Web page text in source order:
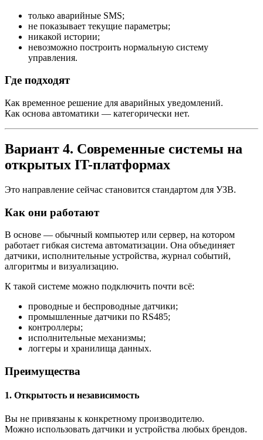
только аварийные SMS;
не показывает текущие параметры;
никакой истории;
невозможно построить нормальную систему
управления.
Где подходят
Как временное решение для аварийных уведомлений.
Как основа автоматики — категорически нет.
Вариант 4. Современные системы на
открытых IT-платформах
Это направление сейчас становится стандартом для УЗВ.
Как они работают
В основе — обычный компьютер или сервер, на котором
работает гибкая система автоматизации. Она объединяет
датчики, исполнительные устройства, журнал событий,
алгоритмы и визуализацию.
К такой системе можно подключить почти всё:
проводные и беспроводные датчики;
промышленные датчики по RS485;
контроллеры;
исполнительные механизмы;
логгеры и хранилища данных.
Преимущества
1. Открытость и независимость
Вы не привязаны к конкретному производителю.
Можно использовать датчики и устройства любых брендов.